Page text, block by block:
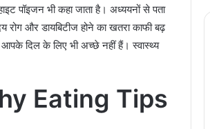
पॉइजन भी कहा जाता है। अध्ययनों से पता
और डायबिटीज होने का खतरा काफी बढ़
आपके दिल के लिए भी अच्छे नहीं हैं। स्वास्थ्य
Eating Tips